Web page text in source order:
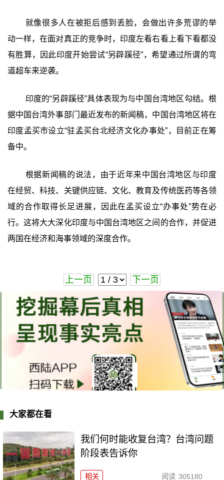
就像很多人在被拒后感到丢脸，会做出许多荒谬的举
动一样，在面对真正的竞争时，印度左看右看上看下看都没
有胜算，因此印度开始尝试“另辟蹊径”，希望通过所谓的弯
道超车来逆袭。
印度的“另辟蹊径”具体表现为与中国台湾地区勾结。根
据中国台湾外事部门最近发布的新闻稿，中国台湾地区将在
印度孟买市设立“驻孟买台北经济文化办事处”，目前正在筹
备中。
根据新闻稿的说法，由于近年来中国台湾地区与印度
在经贸、科技、关键供应链、文化、教育及传统医药等各领
域的合作取得长足进展，因此在孟买设立“办事处”势在必
行。这将大大深化印度与中国台湾地区之间的合作，并促进
两国在经济和海事领域的深度合作。
上一页 下一页
大家都在看
我们何时能收复台湾？台湾问题
阶段表告诉你
相关 阅读 305180